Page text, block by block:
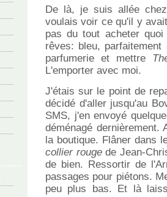
De là, je suis allée
voulais voir ce qu'il y
pas du tout acheter
rêves: bleu,
parfumerie et mettre
L'emporter avec moi.
J'étais sur le point de
décidé d'aller jusqu'au
SMS, j'en envoyé
déménagé dernièrement.
la boutique. Flâner dans
collier rougede Jean-
de bien. Ressortir de
passages pour piétons.
peu plus bas. Et là